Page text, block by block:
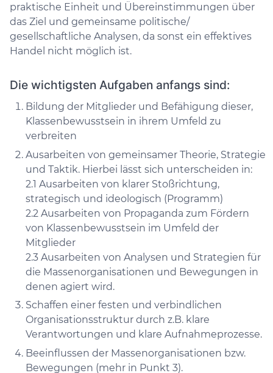
praktische Einheit und Übereinstimmungen über
das Ziel und gemeinsame politische/
gesellschaftliche Analysen, da sonst ein effektives
Handel nicht möglich ist.
Die wichtigsten Aufgaben anfangs sind:
Bildung der Mitglieder und Befähigung dieser,
Klassenbewusstsein in ihrem Umfeld zu
verbreiten
Ausarbeiten von gemeinsamer Theorie, Strategie
und Taktik. Hierbei lässt sich unterscheiden in:
2.1 Ausarbeiten von klarer Stoßrichtung,
strategisch und ideologisch (Programm)
2.2 Ausarbeiten von Propaganda zum Fördern
von Klassenbewusstsein im Umfeld der
Mitglieder
2.3 Ausarbeiten von Analysen und Strategien für
die Massenorganisationen und Bewegungen in
denen agiert wird.
Schaffen einer festen und verbindlichen
Organisationsstruktur durch z.B. klare
Verantwortungen und klare Aufnahmeprozesse.
Beeinflussen der Massenorganisationen bzw.
Bewegungen (mehr in Punkt 3).